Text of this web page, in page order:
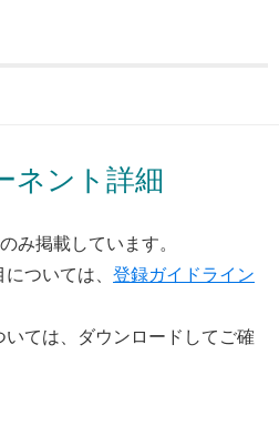
ネント詳細
み掲載しています。
ついては、 登録ガイドライン
ては、ダウンロードしてご確